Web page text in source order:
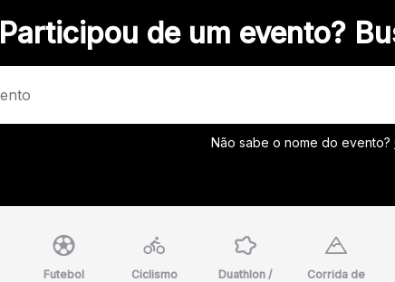
Participou de um evento?
Não sabe o nome do evento?
Futebol Ciclismo
Duathlon /
Corrida de